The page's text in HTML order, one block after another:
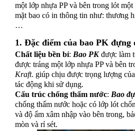
một lớp nhựa PP và bên trong lót một
mặt bao có in thông tin như: thương
…
1. Đặc điểm của bao PK đựng
Chất liệu bền bỉ: Bao PKđược làm
được tráng một lớp nhựa PP và bên
Kraft. giúp chịu được trọng lượng
tác động khi sử dụng.
Cấu trúc chống thấm nước: Bao
chống thấm nước hoặc có lớp lót
và độ ẩm xâm nhập vào bên trong,
mòn và rỉ sét.